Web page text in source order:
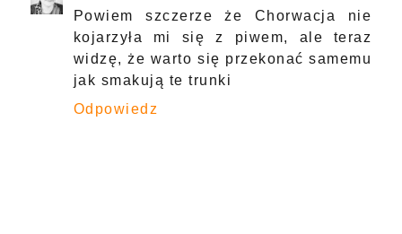
Powiem szczerze że Chorwacja nie
kojarzyła mi się z piwem, ale teraz
widzę, że warto się przekonać samemu
jak smakują te trunki
Odpowiedz